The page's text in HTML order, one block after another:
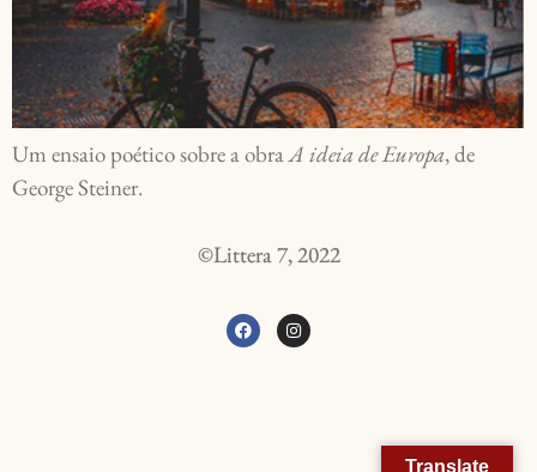
Um ensaio poético sobre a obraA ideia de Europa, de
George Steiner.
©Littera 7, 2022
Translate